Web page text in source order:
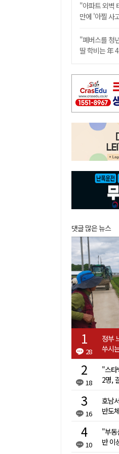
"아파트 외벽
만에 '아찔 사
"폐버스를 청
딸 학비는 年
댓글 많은 뉴스
28
정부
쑤시
18
"스타
2명,
16
호남
반도
10
"부동
반 이